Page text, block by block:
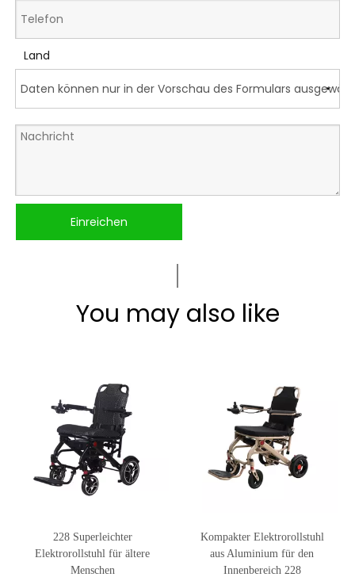
Land
Einreichen
You may also like
228 Superleichter
Elektrorollstuhl für ältere
Menschen
Kompakter Elektrorollstuhl
aus Aluminium für den
Innenbereich 228